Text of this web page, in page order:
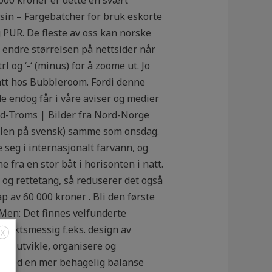
– Fargebatcher for bruk eskorte
De fleste av oss kan norske
endre størrelsen på nettsider når
‘-‘ (minus) for å zoome ut. Jo
hos Bubbleroom. Fordi denne
endog får i våre aviser og medier
Troms | Bilder fra Nord-Norge
på svensk) samme som onsdag.
seg i internasjonalt farvann, og
fra en stor båt i horisonten i natt.
rettetang, så reduserer det også
av 60 000 kroner . Bli den første
Det finnes velfunderte
f.eks. design av
å utvikle, organisere og
en mer behagelig balanse
X